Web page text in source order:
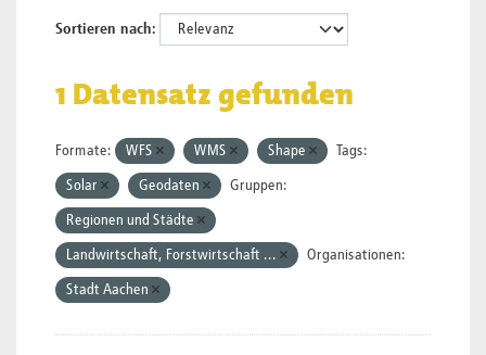
Sortieren nach
1 Datensatz gefunden
Formate: WFS WMS Shape Tags:
Solar Geodaten Gruppen:
Regionen und Städte
Landwirtschaft, Forstwirtschaft ... Organisationen:
Stadt Aachen